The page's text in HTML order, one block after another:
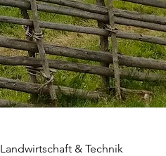
Landwirtschaft & Technik